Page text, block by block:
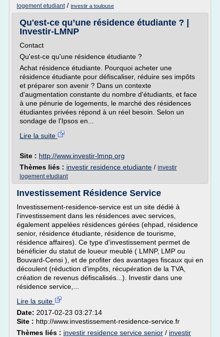
logement etudiant/ investir a toulouse
Qu'est-ce qu’une résidence étudiante ? |
Investir-LMNP
Contact
Qu'est-ce qu'une résidence étudiante ?
Achat résidence étudiante. Pourquoi acheter une
résidence étudiante pour défiscaliser, réduire ses impôts
et préparer son avenir ? Dans un contexte
d'augmentation constante du nombre d'étudiants, et face
à une pénurie de logements, le marché des résidences
étudiantes privées répond à un réel besoin. Selon un
sondage de l'Ipsos en...
Lire la suite
Site : http://www.investir-lmnp.org
Thèmes liés : investir residence etudiante / investir
logement etudiant
Investissement Résidence Service
Investissement-residence-service est un site dédié à
l'investissement dans les résidences avec services,
également appelées résidences gérées (ehpad, résidence
senior, résidence étudiante, résidence de tourisme,
résidence affaires). Ce type d'investissement permet de
bénéficier du statut de loueur meublé ( LMNP, LMP ou
Bouvard-Censi ), et de profiter des avantages fiscaux qui en
découlent (réduction d'impôts, récupération de la TVA,
création de revenus défiscalisés...). Investir dans une
résidence service,...
Lire la suite
Date: 2017-02-23 03:27:14
Site : http://www.investissement-residence-service.fr
Thèmes liés : investir residence service senior / investir